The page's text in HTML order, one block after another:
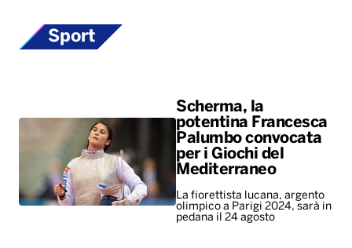
Sport
Scherma, la
potentina Francesca
Palumbo convocata
per i Giochi del
Mediterraneo
La fiorettista lucana, argento
olimpico a Parigi 2024, sarà in
pedana il 24 agosto